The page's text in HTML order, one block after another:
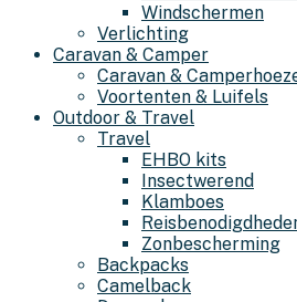
Windschermen
Verlichting
Caravan & Camper
Caravan &
Voortenten & Luifels
Outdoor & Travel
Travel
EHBO kits
Insectwerend
Klamboes
Zonbescherming
Backpacks
Camelback